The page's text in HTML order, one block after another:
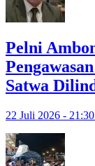
Pelni
Satwa
22 Juli 2026 -